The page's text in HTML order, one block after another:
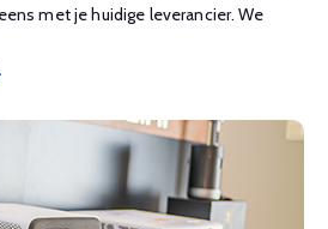
met je huidige leverancier. We